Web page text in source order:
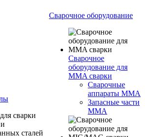
Сварочное оборудование
Сварочное
оборудование для
MMA сварки
Сварочные
аппараты MMA
Запасные части
MMA